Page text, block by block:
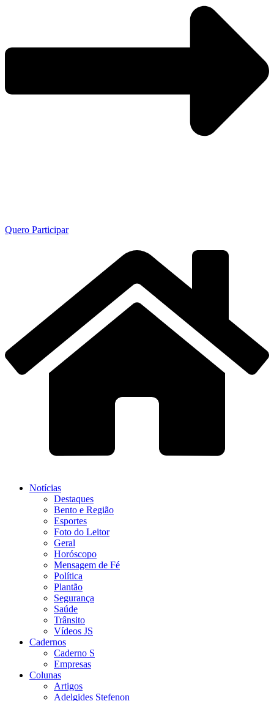
Quero Participar
Notícias
Destaques
Bento e Região
Esportes
Foto do Leitor
Geral
Horóscopo
Mensagem de Fé
Política
Plantão
Segurança
Saúde
Trânsito
Vídeos JS
Cadernos
Caderno S
Empresas
Colunas
Artigos
Adelgides Stefenon